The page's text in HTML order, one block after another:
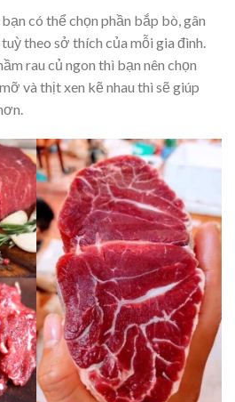
có thể chọn phần bắp bò, gân
theo sở thích của mỗi gia đình.
rau củ ngon thì bạn nên chọn
và thịt xen kẽ nhau thì sẽ giúp